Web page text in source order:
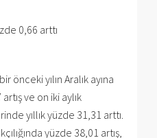
0,66 arttı
önceki yılın Aralık ayına
ve on iki aylık
yıllık yüzde 31,31 arttı.
yüzde 38,01 artış,